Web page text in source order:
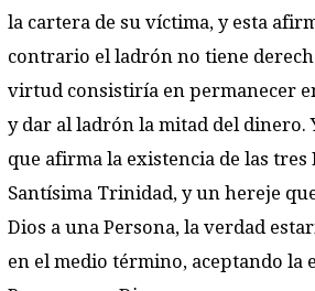
la cartera de su víctima, y esta
contrario el ladrón no tiene
virtud consistiría en permanecer
y dar al ladrón la mitad del dinero.
que afirma la existencia de las tres
Santísima Trinidad, y un hereje
Dios a una Persona, la verdad
en el medio término, aceptando la